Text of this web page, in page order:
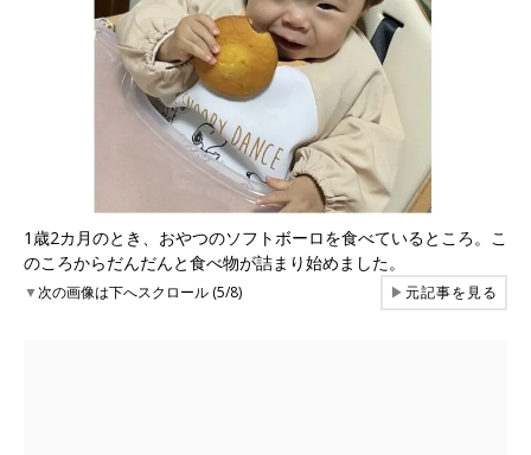
1歳2カ月のとき、おやつのソフトボーロを食べているところ。こ
のころからだんだんと食べ物が詰まり始めました。
▼次の画像は下へスクロール (5/8) ▶元記事を見る